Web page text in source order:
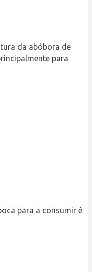
da abóbora de
para
para a consumir é